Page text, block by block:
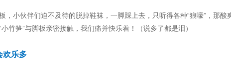
，小伙伴们迫不及待的脱掉鞋袜，一脚踩上去，只听得各种“狼嚎”，那
竹笋”与脚板亲密接触，我们痛并快乐着！（说多了都是泪）
欢乐多